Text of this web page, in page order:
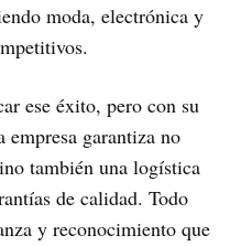
moda, electrónica y
ese éxito, pero con su
garantiza no
también una logística
de calidad. Todo
y reconocimiento que